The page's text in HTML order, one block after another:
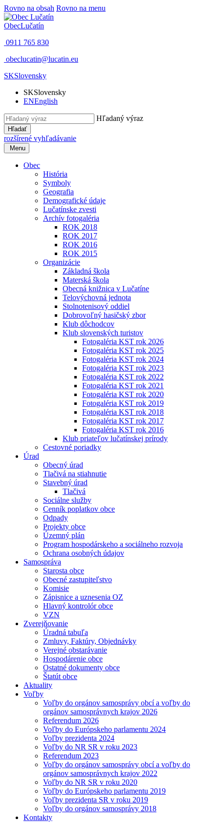
Rovno na obsah Rovno na menu
ObecLučatín
0911 765 830
obeclucatin@lucatin.eu
SKSlovensky
SKSlovensky
ENEnglish
Hľadaný výraz
Hľadať
rozšírené vyhľadávanie
Menu
Obec
História
Symboly
Geografia
Demografické údaje
Lučatínske zvesti
Archív fotogaléria
ROK 2018
ROK 2017
ROK 2016
ROK 2015
Organizácie
Základná škola
Materská škola
Obecná knižnica v Lučatíne
Telovýchovná jednota
Stolnotenisový oddiel
Dobrovoľný hasičský zbor
Klub dôchodcov
Klub slovenských turistov
Fotogaléria KST rok 2026
Fotogaléria KST rok 2025
Fotogaléria KST rok 2024
Fotogaléria KST rok 2023
Fotogaléria KST rok 2022
Fotogaléria KST rok 2021
Fotogaléria KST rok 2020
Fotogaléria KST rok 2019
Fotogaléria KST rok 2018
Fotogaléria KST rok 2017
Fotogaléria KST rok 2016
Klub priateľov lučatínskej prírody
Cestovné poriadky
Úrad
Obecný úrad
Tlačivá na stiahnutie
Stavebný úrad
Tlačivá
Sociálne služby
Cenník poplatkov obce
Odpady
Projekty obce
Územný plán
Program hospodárskeho a sociálneho rozvoja
Ochrana osobných údajov
Samospráva
Starosta obce
Obecné zastupiteľstvo
Komisie
Zápisnice a uznesenia OZ
Hlavný kontrolór obce
VZN
Zverejňovanie
Úradná tabuľa
Zmluvy, Faktúry, Objednávky
Verejné obstarávanie
Hospodárenie obce
Ostatné dokumenty obce
Štatút obce
Aktuality
Voľby
Voľby do orgánov samosprávy obcí a voľby do
orgánov samosprávnych krajov 2026
Referendum 2026
Voľby do Európskeho parlamentu 2024
Voľby prezidenta 2024
Voľby do NR SR v roku 2023
Referendum 2023
Voľby do orgánov samosprávy obcí a voľby do
orgánov samosprávnych krajov 2022
Voľby do NR SR v roku 2020
Voľby do Európskeho parlamentu 2019
Voľby prezidenta SR v roku 2019
Voľby do orgánov samosprávy 2018
Kontakty